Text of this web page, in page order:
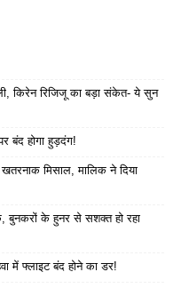
किरेन रिजिजू का बड़ा संकेत- ये सुन
बंद होगा हुड़दंग!
मिसाल, मालिक ने दिया
बुनकरों के हुनर से सशक्त हो रहा
में फ्लाइट बंद होने का डर!